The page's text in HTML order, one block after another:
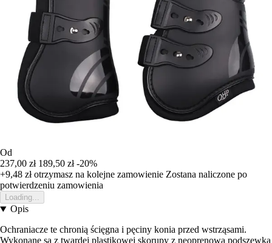
Od
237,00 zł 189,50 zł -20%
+9,48 złotrzymasz na kolejne zamowienie Zostana naliczone po
potwierdzeniu zamowienia
Loading...
Opis
Ochraniacze te chronią ścięgna i pęciny konia przed wstrząsami.
Wykonane są z twardej plastikowej skorupy z neoprenową podszewką